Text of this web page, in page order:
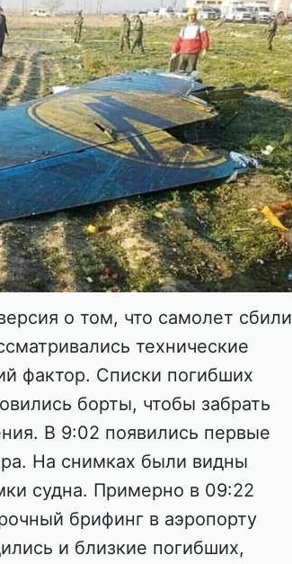
о том, что самолет сбили
технические
фактор. Списки погибших
борты, чтобы забрать
В 9:02 появились первые
На снимках были видны
судна. Примерно в 09:22
брифинг в аэропорту
и близкие погибших,